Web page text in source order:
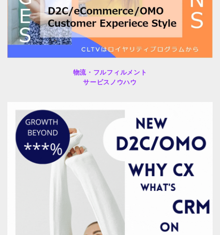
物流・フルフィルメント
サービスノウハウ